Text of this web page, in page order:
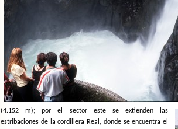
(4.152 m); por el sector este se extienden las
estribaciones de la cordillera Real, donde se encuentra el